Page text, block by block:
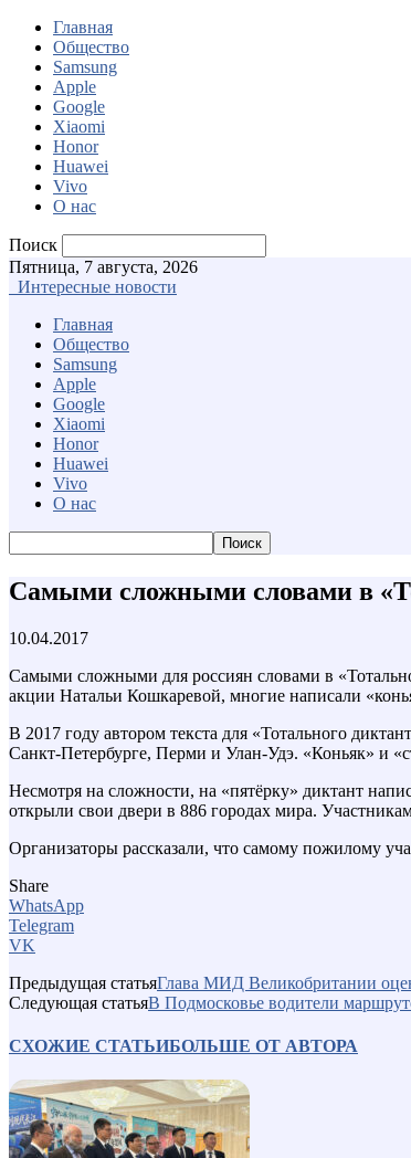
Главная
Общество
Samsung
Apple
Google
Xiaomi
Honor
Huawei
Vivo
О нас
Поиск
Пятница, 7 августа, 2026
Интересные новости
Главная
Общество
Samsung
Apple
Google
Xiaomi
Honor
Huawei
Vivo
О нас
Самыми сложными словами в
10.04.2017
Самыми сложными для россиян словами в
акции Натальи Кошкаревой, многие написали
В 2017 году автором текста для «Тотального
Санкт-Петербурге, Перми и Улан-Удэ. «Коньяк» и
Несмотря на сложности, на «пятёрку» диктант
открыли свои двери в 886 городах мира.
Организаторы рассказали, что самому пожилому
Share
WhatsApp
Telegram
VK
Предыдущая статьяГлава МИД Великобритании
Следующая статьяВ Подмосковье водители
СХОЖИЕ СТАТЬИБОЛЬШЕ ОТ АВТОРА